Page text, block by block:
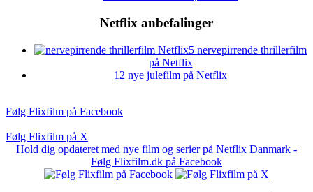
Netflix anbefalinger
5 nervepirrende thrillerfilm
på Netflix
12 nye julefilm på Netflix
Følg Flixfilm på Facebook
Følg Flixfilm på X
Hold dig opdateret med nye film og serier på Netflix Danmark -
Følg Flixfilm.dk på Facebook